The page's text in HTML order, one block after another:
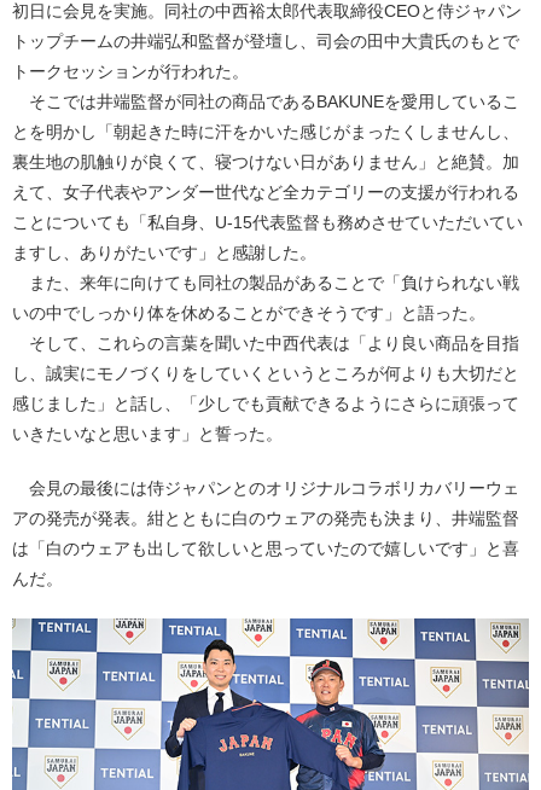
初日に会見を実施。同社の中西裕太郎代表取締役CEOと侍ジャパン
トップチームの井端弘和監督が登壇し、司会の田中大貴氏のもとで
トークセッションが行われた。
そこでは井端監督が同社の商品であるBAKUNEを愛用しているこ
とを明かし「朝起きた時に汗をかいた感じがまったくしませんし、
裏生地の肌触りが良くて、寝つけない日がありません」と絶賛。加
えて、女子代表やアンダー世代など全カテゴリーの支援が行われる
ことについても「私自身、U-15代表監督も務めさせていただいてい
ますし、ありがたいです」と感謝した。
また、来年に向けても同社の製品があることで「負けられない戦
いの中でしっかり体を休めることができそうです」と語った。
そして、これらの言葉を聞いた中西代表は「より良い商品を目指
し、誠実にモノづくりをしていくというところが何よりも大切だと
感じました」と話し、「少しでも貢献できるようにさらに頑張って
いきたいなと思います」と誓った。
会見の最後には侍ジャパンとのオリジナルコラボリカバリーウェ
アの発売が発表。紺とともに白のウェアの発売も決まり、井端監督
は「白のウェアも出して欲しいと思っていたので嬉しいです」と喜
んだ。